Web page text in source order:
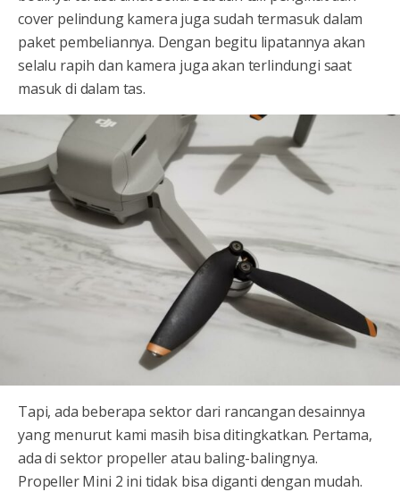
cover pelindung kamera juga sudah termasuk dalam
paket pembeliannya. Dengan begitu lipatannya akan
selalu rapih dan kamera juga akan terlindungi saat
masuk di dalam tas.
Tapi, ada beberapa sektor dari rancangan desainnya
yang menurut kami masih bisa ditingkatkan. Pertama,
ada di sektor propeller atau baling-balingnya.
Propeller Mini 2 ini tidak bisa diganti dengan mudah.